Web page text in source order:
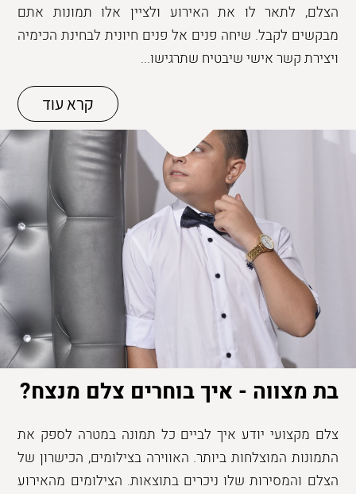
הצלם, לתאר לו את האירוע ולציין אלו תמונות אתם
מבקשים לקבל. שיחה פנים אל פנים חיונית לבחינת הכימיה
ויצירת קשר אישי שיבטיח שתרגישו...
קרא עוד
בת מצווה - איך בוחרים צלם מנצח?
צלם מקצועי יודע איך לביים כל תמונה במטרה לספק את
התמונות המוצלחות ביותר. האווירה בצילומים, הכישרון של
הצלם והמסירות שלו ניכרים בתוצאות. הצילומים מהאירוע